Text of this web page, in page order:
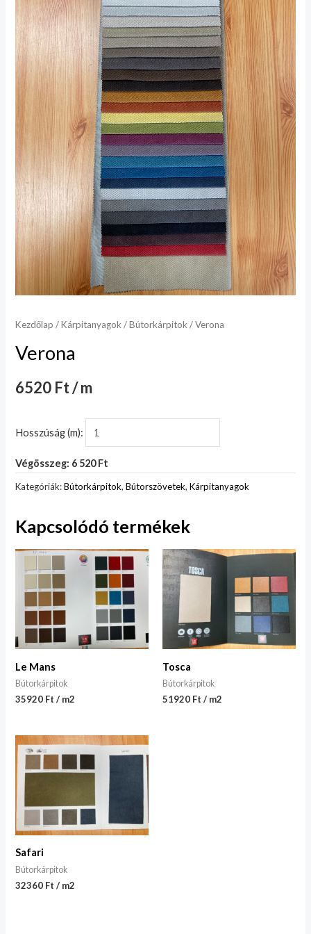
Kezdőlap /Kárpitanyagok /Bútorkárpitok / Verona
Verona
6520 Ft / m
Hosszúság (m):
Végösszeg: 6 520 Ft
Kategóriák:Bútorkárpitok,Bútorszövetek,Kárpitanyagok
Kapcsolódó termékek
Le Mans
Bútorkárpitok
35920 Ft / m2
Tosca
Bútorkárpitok
51920 Ft / m2
Safari
Bútorkárpitok
32360 Ft / m2